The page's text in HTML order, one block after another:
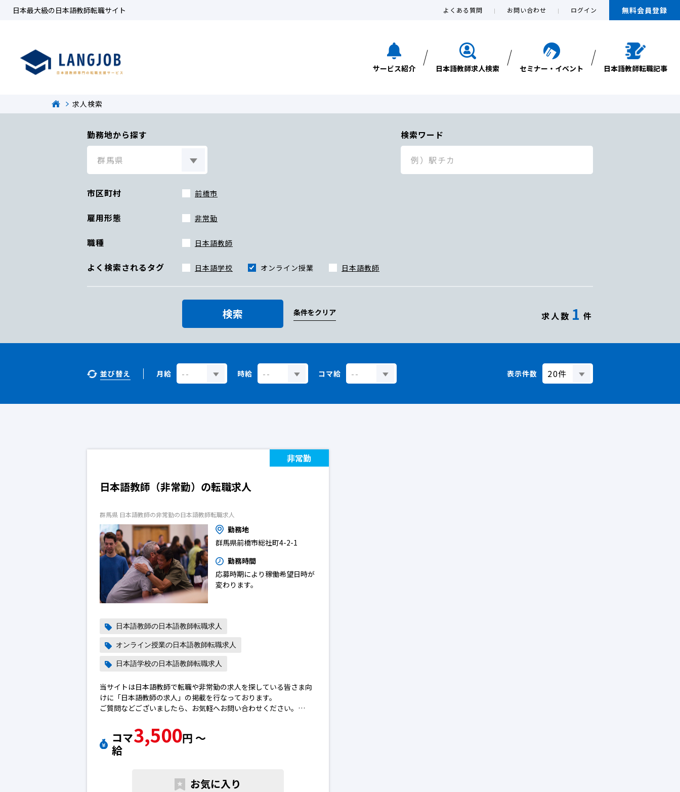
日本最大級の日本語教師転職サイト よくある質問 お問い合わせ ログイン 無料会員登録
サービス紹介 日本語教師求人検索 セミナー・イベント 日本語教師転職記事
求人検索
勤務地から探す 検索ワード
市区町村 前橋市
雇用形態 非常勤
職種 日本語教師
よく検索されるタグ 日本語学校 オンライン授業 日本語教師
検索 条件をクリア 求人数 1 件
並び替え 月給 時給 コマ給 表示件数
非常勤
日本語教師（非常勤）の転職求人
群馬県 日本語教師の非常勤の日本語教師転職求人
勤務地
群馬県前橋市総社町4-2-1
勤務時間
応募時期により稼働希望日時が
変わります。
日本語教師の日本語教師転職求人
オンライン授業の日本語教師転職求人
日本語学校の日本語教師転職求人
当サイトは日本語教師で転職や非常勤の求人を探している皆さま向
けに「日本語教師の求人」の掲載を行なっております。
ご質問などございましたら、お気軽へお問い合わせください。
※求人によっては募集が終了している場合がございます。予めご了承
下さい。日本語教師の転職求人
コマ
給
3,500円 〜
お気に入り